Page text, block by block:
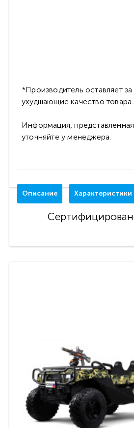
*Производитель оставляет
ухудшающие качество товара.
Информация,
уточняйте у менеджера.
Описание Характеристики